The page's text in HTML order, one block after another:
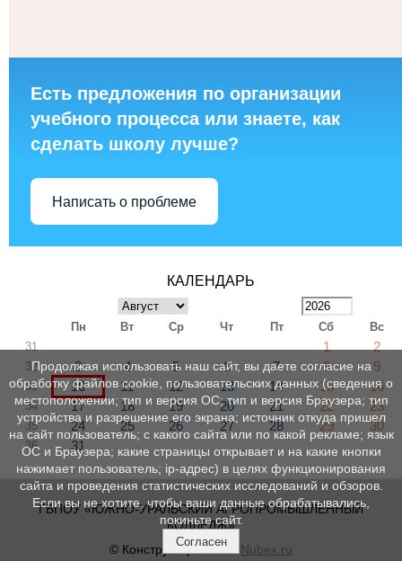
Есть предложения по организации
учебного процесса или знаете, как
сделать школу лучше?
Написать о проблеме
КАЛЕНДАРЬ
Пн Вт Ср Чт Пт Сб
Вс
31
1 2
32 3 4 5 6 7 8 9
33 10 11 12 13 14 15 16
34 17 18 19 20 21 22 23
35 24 25 26 27 28 29 30
36 31
ГБПОУ «ЮЖНО-УРАЛЬСКИЙ АГРОПРОМЫШЛЕННЫЙ
КОЛЛЕДЖ»
© Конструктор сайтов Nubex.ru
Продолжая использовать наш сайт, вы даете согласие на
обработку файлов cookie, пользовательских данных (сведения о
местоположении; тип и версия ОС; тип и версия Браузера; тип
устройства и разрешение его экрана; источник откуда пришел
на сайт пользователь; с какого сайта или по какой рекламе; язык
ОС и Браузера; какие страницы открывает и на какие кнопки
нажимает пользователь; ip-адрес) в целях функционирования
сайта и проведения статистических исследований и обзоров.
Если вы не хотите, чтобы ваши данные обрабатывались,
покиньте сайт.
Согласен